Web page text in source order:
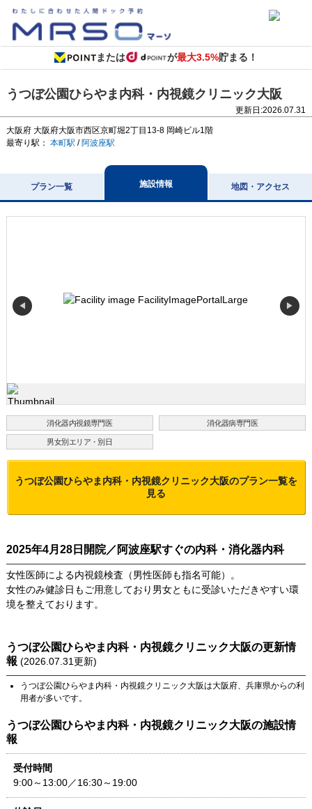
または が最大3.5%貯まる！
うつぼ公園ひらやま内科・内視鏡クリニック大阪
更新日:2026.07.31
大阪府 大阪府大阪市西区京町堀2丁目13-8 岡崎ビル1階
最寄り駅： 本町駅 / 阿波座駅
プラン一覧 施設情報 地図・アクセス
◀ ▶
消化器内視鏡専門医 消化器病専門医
男女別エリア・別日
うつぼ公園ひらやま内科・内視鏡クリニック大阪のプラン一覧を
見る
2025年4月28日開院／阿波座駅すぐの内科・消化器内科
女性医師による内視鏡検査（男性医師も指名可能）。
女性のみ健診日もご用意しており男女ともに受診いただきやすい環
境を整えております。
うつぼ公園ひらやま内科・内視鏡クリニック大阪の更新情
報 (2026.07.31更新)
うつぼ公園ひらやま内科・内視鏡クリニック大阪は大阪府、 兵庫県からの利
用者が多いです。
うつぼ公園ひらやま内科・内視鏡クリニック大阪の施設情
報
受付時間
9:00～13:00／16:30～19:00